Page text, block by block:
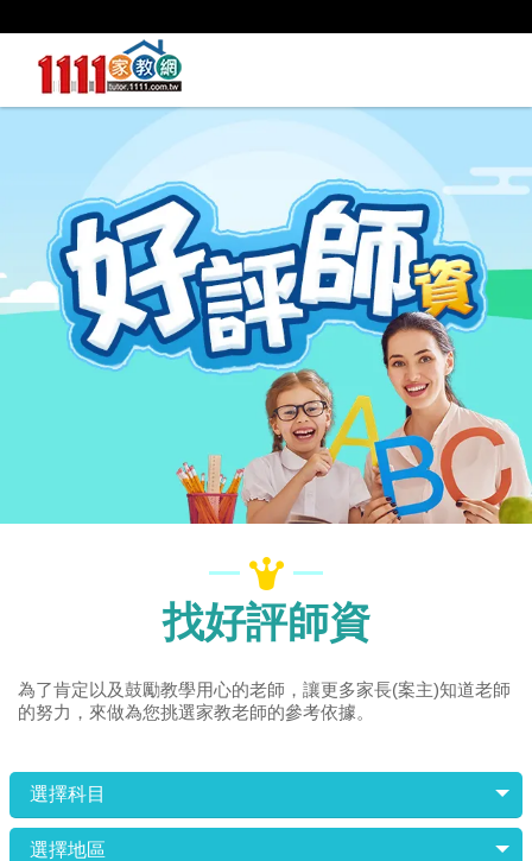
找好評師資
為了肯定以及鼓勵教學用心的老師，讓更多家長(案主)知道老師
的努力，來做為您挑選家教老師的參考依據。
選擇科目
選擇地區